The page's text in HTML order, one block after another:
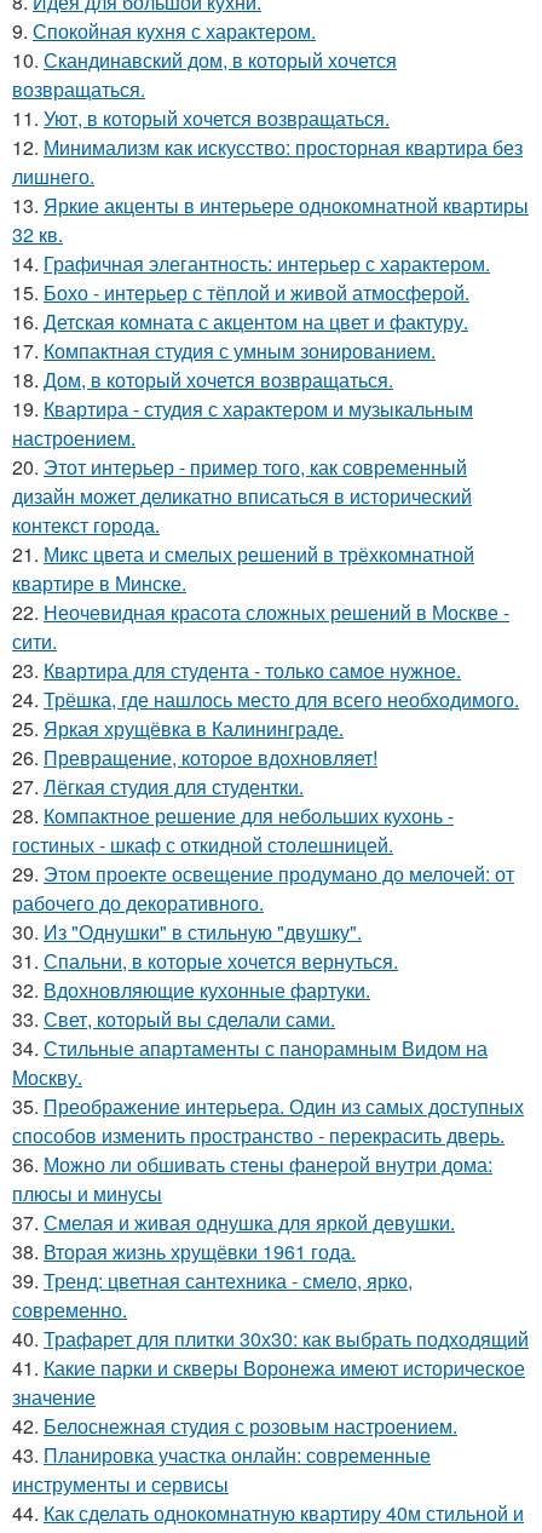
9. Спокойная кухня с характером.
10. Скандинавский дом, в который хочется
возвращаться.
11. Уют, в который хочется возвращаться.
12. Минимализм как искусство: просторная квартира без
лишнего.
13. Яркие акценты в интерьере однокомнатной квартиры
32 кв.
14. Графичная элегантность: интерьер с характером.
15. Бохо - интерьер с тёплой и живой атмосферой.
16. Детская комната с акцентом на цвет и фактуру.
17. Компактная студия с умным зонированием.
18. Дом, в который хочется возвращаться.
19. Квартира - студия с характером и музыкальным
настроением.
20. Этот интерьер - пример того, как современный
дизайн может деликатно вписаться в исторический
контекст города.
21. Микс цвета и смелых решений в трёхкомнатной
квартире в Минске.
22. Неочевидная красота сложных решений в Москве -
сити.
23. Квартира для студента - только самое нужное.
24. Трёшка, где нашлось место для всего необходимого.
25. Яркая хрущёвка в Калининграде.
26. Превращение, которое вдохновляет!
27. Лёгкая студия для студентки.
28. Компактное решение для небольших кухонь -
гостиных - шкаф с откидной столешницей.
29. Этом проекте освещение продумано до мелочей: от
рабочего до декоративного.
30. Из "Однушки" в стильную "двушку".
31. Спальни, в которые хочется вернуться.
32. Вдохновляющие кухонные фартуки.
33. Свет, который вы сделали сами.
34. Стильные апартаменты с панорамным Видом на
Москву.
35. Преображение интерьера. Один из самых доступных
способов изменить пространство - перекрасить дверь.
36. Можно ли обшивать стены фанерой внутри дома:
плюсы и минусы
37. Смелая и живая однушка для яркой девушки.
38. Вторая жизнь хрущёвки 1961 года.
39. Тренд: цветная сантехника - смело, ярко,
современно.
40. Трафарет для плитки 30х30: как выбрать подходящий
41. Какие парки и скверы Воронежа имеют историческое
значение
42. Белоснежная студия с розовым настроением.
43. Планировка участка онлайн: современные
инструменты и сервисы
44. Как сделать однокомнатную квартиру 40м стильной и